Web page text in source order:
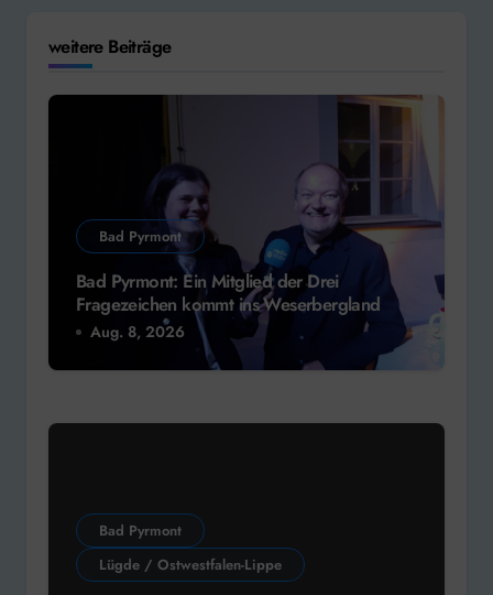
weitere Beiträge
Bad Pyrmont
Bad Pyrmont: Ein Mitglied der Drei
Fragezeichen kommt ins Weserbergland
Aug. 8, 2026
Bad Pyrmont
Lügde / Ostwestfalen-Lippe